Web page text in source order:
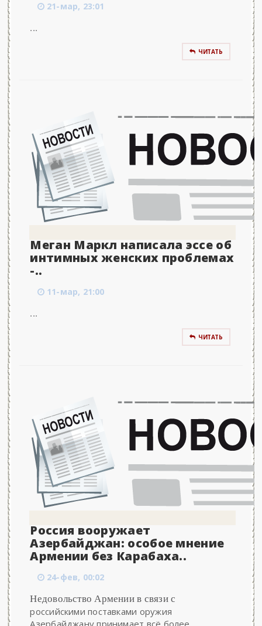
21-мар, 23:01
...
ЧИТАТЬ
Меган Маркл написала эссе об
интимных женских проблемах
-..
11-мар, 21:00
...
ЧИТАТЬ
Россия вооружает
Азербайджан: особое мнение
Армении без Карабаха..
24-фев, 00:02
Недовольство Армении в связи с
российскими поставками оружия
Азербайджану принимает всё более